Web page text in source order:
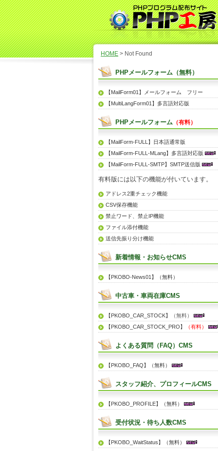
HOME > Not Found
PHPメールフォーム（無料）
【MailForm01】メールフォーム フリー
【MultiLangForm01】多言語対応版
PHPメールフォーム （有料）
【MailForm-FULL】日本語通常版
【MailForm-FULL-MLang】多言語対応版
【MailForm-FULL-SMTP】SMTP送信版
有料版には以下の機能が付いています。
アドレス2重チェック機能
CSV保存機能
禁止ワード、禁止IP機能
ファイル添付機能
送信先振り分け機能
新着情報・お知らせCMS
【PKOBO-News01】（無料）
中古車・車両在庫CMS
【PKOBO_CAR_STOCK】
（無料）
【PKOBO_CAR_STOCK_PRO】
（有料）
よくある質問（FAQ）CMS
【PKOBO_FAQ】（無料）
スタッフ紹介、プロフィールCMS
【PKOBO_PROFILE】（無料）
受付状況・待ち人数CMS
【PKOBO_WaitStatus】（無料）